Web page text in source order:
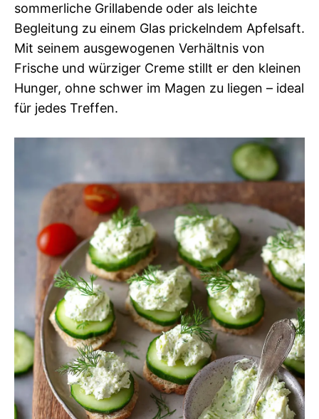
sommerliche Grillabende oder als leichte
Begleitung zu einem Glas prickelndem Apfelsaft.
Mit seinem ausgewogenen Verhältnis von
Frische und würziger Creme stillt er den kleinen
Hunger, ohne schwer im Magen zu liegen – ideal
für jedes Treffen.